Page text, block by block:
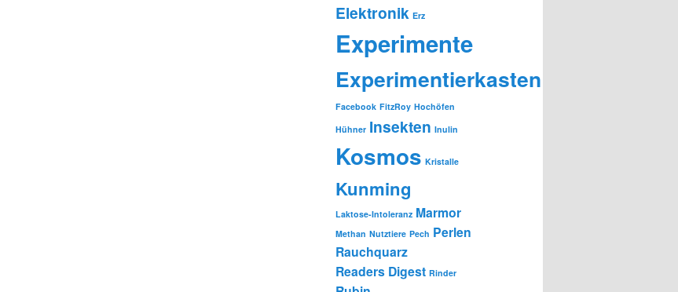
Elektronik Erz
Experimente
Experimentierkasten
Facebook FitzRoy Hochöfen
Hühner Insekten Inulin
Kosmos Kristalle
Kunming
Laktose-Intoleranz Marmor
Methan Nutztiere Pech Perlen
Rauchquarz
Readers Digest Rinder